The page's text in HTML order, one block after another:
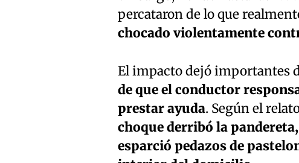
percataron de lo que
chocado violentamente
El impacto dejó importantes
de que el conductor
prestar ayuda. Según el
choque derribó la
esparció pedazos de